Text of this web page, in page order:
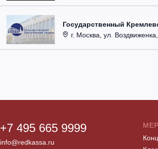
Государственный
г. Москва, ул.
+7 495 665 9999
info@redkassa.ru